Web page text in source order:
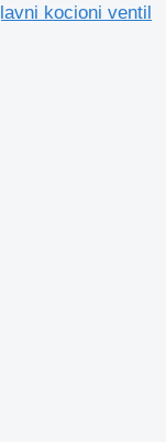
kocioni ventil